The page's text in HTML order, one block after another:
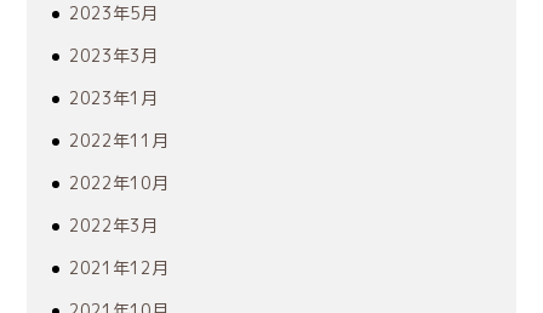
2023年5月
2023年3月
2023年1月
2022年11月
2022年10月
2022年3月
2021年12月